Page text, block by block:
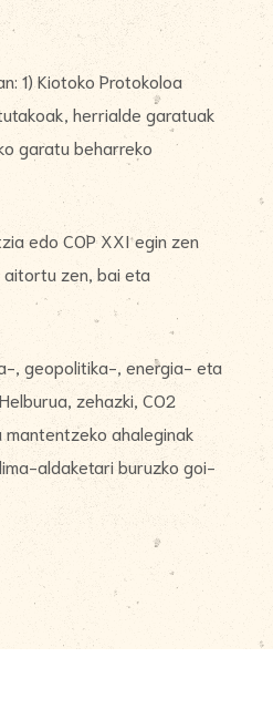
1) Kiotoko Protokoloa
herrialde garatuak
garatu beharreko
edo COP XXI egin zen
aitortu zen, bai eta
, geopolitika-, energia- eta
zehazki, CO2
ahaleginak
aldaketari buruzko goi-